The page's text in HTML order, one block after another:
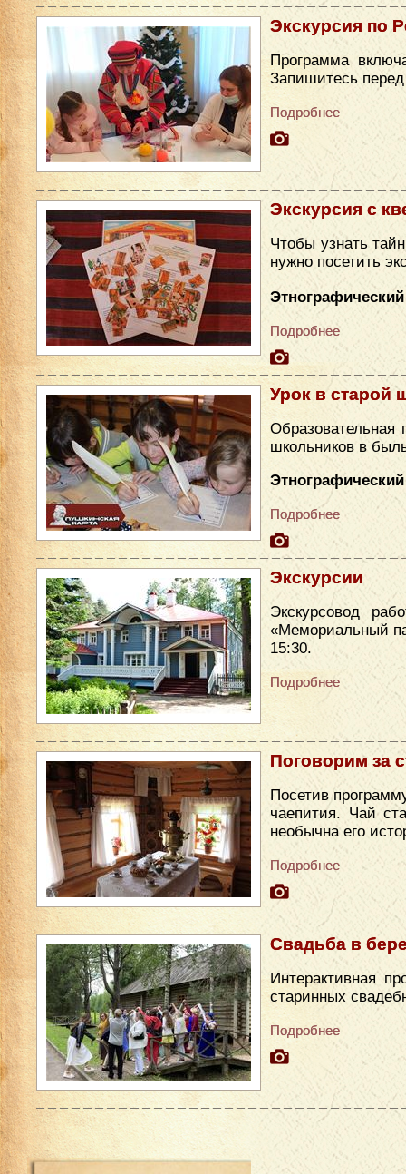
Экскурсия по
Программа
Запишитесь
Подробнее
Экскурсия с
Чтобы узнать
нужно посетить
Подробнее
Урок в старой
школьников в
Подробнее
Экскурсии
Экскурсовод
«Мемориальный
15:30.
Подробнее
Поговорим за
Посетив
чаепития. Чай
необычна его
Подробнее
Свадьба в
Интерактивная
старинных
Подробнее